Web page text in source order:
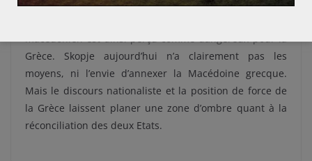
son Etat, et pourquoi pas, intégrer la Bulgarie dans une
macédonien est ainsi perçu comme dangereux pour la
Grèce. Skopje aujourd’hui n’a clairement pas les
moyens, ni l’envie d’annexer la Macédoine grecque.
Mais le discours nationaliste et la position de force de
la Grèce laissent planer une zone d’ombre quant à la
réconciliation des deux Etats.